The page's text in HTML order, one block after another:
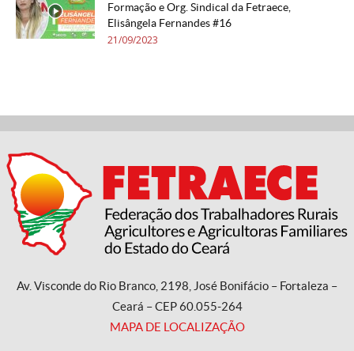
Formação e Org. Sindical da Fetraece,
Elisângela Fernandes #16
21/09/2023
Av. Visconde do Rio Branco, 2198, José Bonifácio – Fortaleza –
Ceará – CEP 60.055-264
MAPA DE LOCALIZAÇÃO